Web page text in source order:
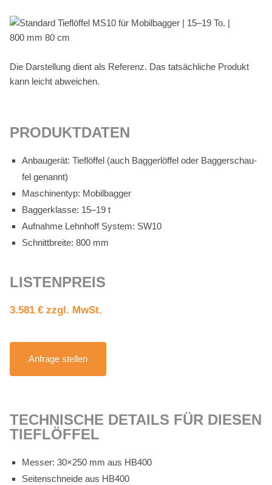
Die Dar­stel­lung dient als Re­fe­renz. Das tat­säch­li­che Pro­dukt
kann leicht ab­wei­chen.
PRO­DUKT­DA­TEN
An­bau­ge­rät: Tief­löf­fel (auch Bag­ger­löf­fel oder Bag­ger­schau­
fel ge­nannt)
Ma­schi­nen­typ: Mo­bil­bag­ger
Bag­ger­klas­se: 15–19 t
Auf­nah­me Lehn­hoff Sys­tem: SW10
Schnitt­brei­te: 800 mm
LIS­TEN­PREIS
3.581 € zzgl. MwSt.
An­fra­ge stel­len
TECH­NI­SCHE DE­TAILS FÜR DIE­SEN
TIEF­LÖF­FEL
Mes­ser: 30×250 mm aus HB400
Sei­ten­schnei­de aus HB400